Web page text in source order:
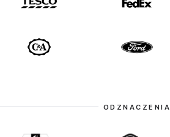
ODZNACZENIA